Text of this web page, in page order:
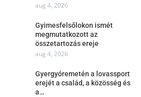
aug 4, 2026
Gyimesfelsőlokon ismét
megmutatkozott az
összetartozás ereje
aug 4, 2026
Gyergyóremetén a lovassport
erejét a család, a közösség és
a…